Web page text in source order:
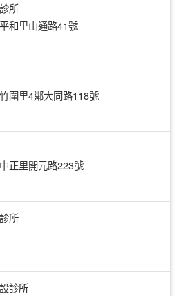
所
和里山通路41號
圍里4鄰大同路118號
正里開元路223號
所
診所